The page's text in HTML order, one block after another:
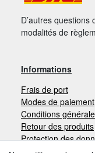
D’autres questions
modalités de
Informations
Frais de port
Modes de paiement
Conditions
Retour des produits
Protection des